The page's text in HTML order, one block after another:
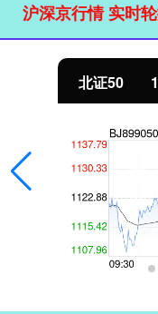
沪深京行情 实时
北证50